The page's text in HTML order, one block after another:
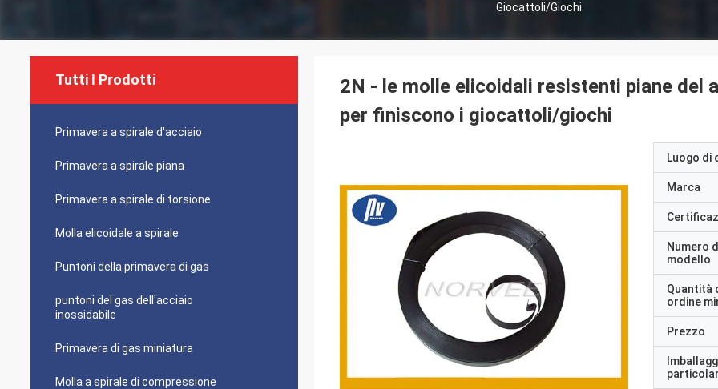
Giocattoli/giochi
Tutti I Prodotti
Primavera a spirale d'acciaio
Primavera a spirale piana
Primavera a spirale di torsione
Molla elicoidale a spirale
Puntoni della primavera di gas
puntoni del gas dell'acciaio
inossidabile
Primavera di gas miniatura
Molla a spirale di compressione
2N - le molle elicoidali resistenti piane del
per finiscono i giocattoli/giochi
Luogo di
Marca
Numero
modello
Quantità
ordine
Prezzo